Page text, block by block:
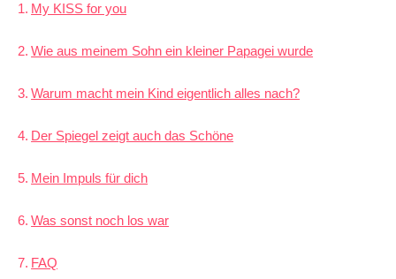
My KISS for you
Wie aus meinem Sohn ein kleiner Papagei wurde
Warum macht mein Kind eigentlich alles nach?
Der Spiegel zeigt auch das Schöne
Mein Impuls für dich
Was sonst noch los war
FAQ